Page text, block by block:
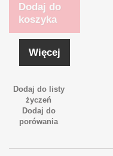
Dodaj do
koszyka
Więcej
Dodaj do listy
życzeń
Dodaj do
porówania